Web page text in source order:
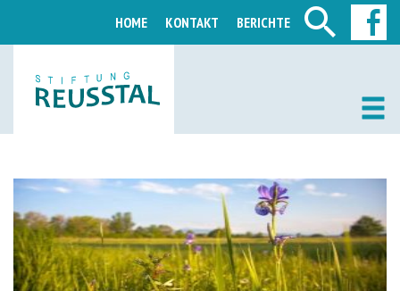
HOME KONTAKT BERICHTE